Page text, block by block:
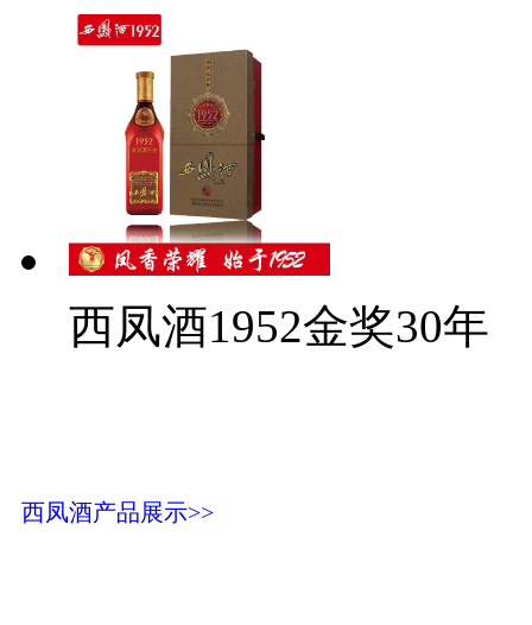
西凤酒1952金奖30年
西凤酒产品展示>>